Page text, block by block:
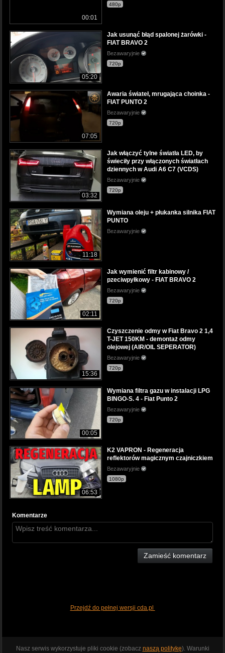
00:01
480p
05:20
Jak usunąć błąd spalonej żarówki -
FIAT BRAVO 2
Bezawaryjnie
720p
07:05
Awaria świateł, mrugająca choinka -
FIAT PUNTO 2
Bezawaryjnie
720p
03:32
Jak włączyć tylne światła LED, by
świeciły przy włączonych światłach
dziennych w Audi A6 C7 (VCDS)
Bezawaryjnie
720p
11:18
Wymiana oleju + płukanka silnika FIAT
PUNTO
Bezawaryjnie
02:11
Jak wymienić filtr kabinowy /
pzeciwpyłkowy - FIAT BRAVO 2
Bezawaryjnie
720p
15:36
Czyszczenie odmy w Fiat Bravo 2 1,4
T-JET 150KM - demontaż odmy
olejowej (AIR/OIL SEPERATOR)
Bezawaryjnie
720p
00:05
Wymiana filtra gazu w instalacji LPG
BINGO-S. 4 - Fiat Punto 2
Bezawaryjnie
720p
06:53
K2 VAPRON - Regeneracja
reflektorów magicznym czajniczkiem
Bezawaryjnie
1080p
Komentarze
Zamieść komentarz
Przejdź do pełnej wersji cda.pl
Nasz serwis wykorzystuje pliki cookie (zobacz naszą politykę). Warunki